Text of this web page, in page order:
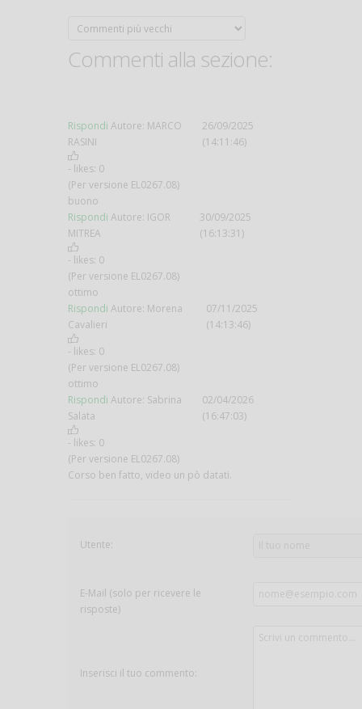
Commenti alla sezione:
Rispondi Autore: MARCO
RASINI
- likes: 0
(Per versione EL0267.08)
26/09/2025
(14:11:46)
buono
Rispondi Autore: IGOR
MITREA
- likes: 0
(Per versione EL0267.08)
30/09/2025
(16:13:31)
ottimo
Rispondi Autore: Morena
Cavalieri
- likes: 0
(Per versione EL0267.08)
07/11/2025
(14:13:46)
ottimo
Rispondi Autore: Sabrina
Salata
- likes: 0
(Per versione EL0267.08)
02/04/2026
(16:47:03)
Corso ben fatto, video un pò datati.
Utente:
E-Mail (solo per ricevere le
risposte)
Inserisci il tuo commento: